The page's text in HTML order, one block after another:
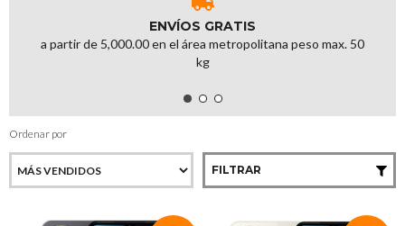
ENVÍOS GRATIS
a partir de 5,000.00 en el área metropolitana peso max. 50
kg
Ordenar por
FILTRAR